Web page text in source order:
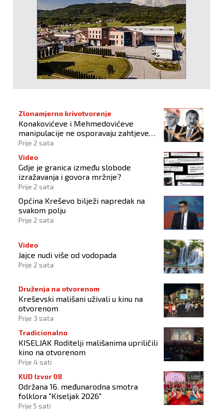
Zlonamjerno krivotvorenje
Konakovićeve i Mehmedovićeve
manipulacije ne osporavaju zahtjeve
Hrvata
Prije 2 sata
Video
Gdje je granica između slobode
izražavanja i govora mržnje?
Prije 2 sata
Općina Kreševo bilježi napredak na
svakom polju
Prije 2 sata
Video
Jajce nudi više od vodopada
Prije 2 sata
Druženja na otvorenom
Kreševski mališani uživali u kinu na
otvorenom
Prije 3 sata
Tradicionalno
KISELJAK Roditelji mališanima upriličili
kino na otvorenom
Prije 4 sati
KUD Izvor 08
Održana 16. međunarodna smotra
folklora "Kiseljak 2026"
Prije 5 sati